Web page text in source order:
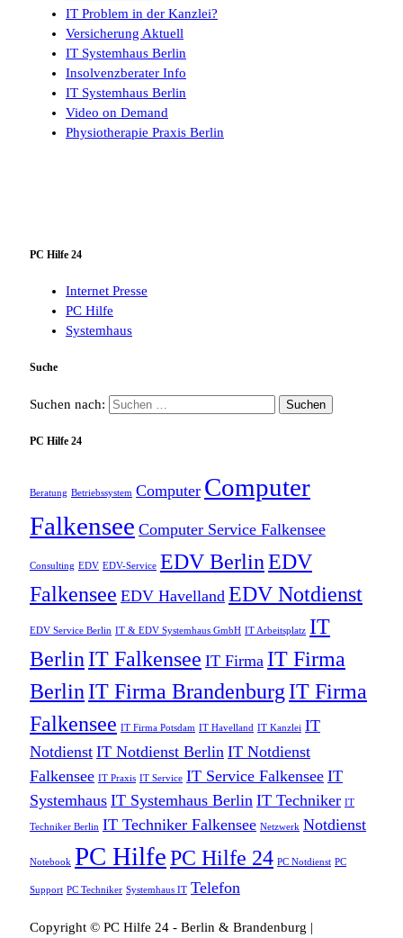
IT Problem in der Kanzlei?
Versicherung Aktuell
IT Systemhaus Berlin
Insolvenzberater Info
IT Systemhaus Berlin
Video on Demand
Physiotherapie Praxis Berlin
PC Hilfe 24
Internet Presse
PC Hilfe
Systemhaus
Suche
Suchen nach:
PC Hilfe 24
Beratung Betriebssystem Computer Computer
Falkensee Computer Service Falkensee
Consulting EDV EDV-Service EDV BerlinEDV
Falkensee EDV Havelland EDV Notdienst
EDV Service Berlin IT & EDV Systemhaus GmbH IT Arbeitsplatz IT
Berlin IT Falkensee IT Firma IT Firma
Berlin IT Firma Brandenburg IT Firma
Falkensee IT Firma Potsdam IT Havelland IT Kanzlei IT
Notdienst IT Notdienst Berlin IT Notdienst
Falkensee IT Praxis IT Service IT Service Falkensee IT
Systemhaus IT Systemhaus Berlin IT Techniker IT
Techniker Berlin IT Techniker Falkensee Netzwerk Notdienst
Notebook PC HilfePC Hilfe 24 PC Notdienst PC
Support PC Techniker Systemhaus IT Telefon
Copyright © PC Hilfe 24 - Berlin & Brandenburg |